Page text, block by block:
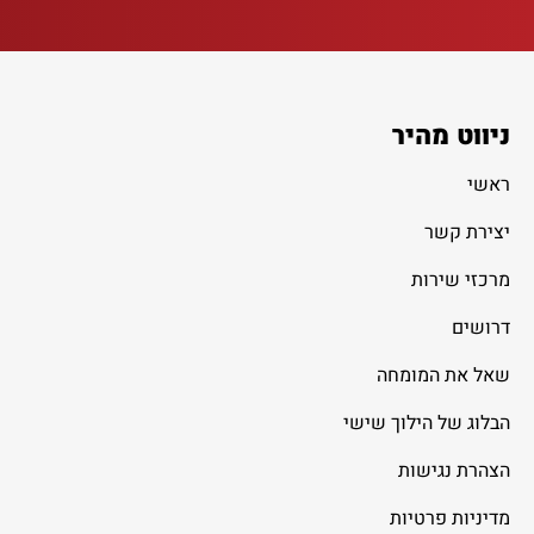
ניווט מהיר
ראשי
יצירת קשר
מרכזי שירות
דרושים
שאל את המומחה
הבלוג של הילוך שישי
הצהרת נגישות
מדיניות פרטיות